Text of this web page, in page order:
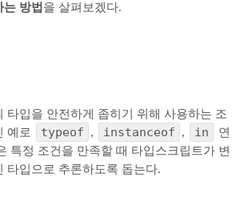
는 방법 을 살펴보겠다.
타입을 안전하게 좁히기 위해 사용하는 조
예로
typeof , instanceof , in
연
특정 조건을 만족할 때 타입스크립트가 변
타입으로 추론하도록 돕는다.